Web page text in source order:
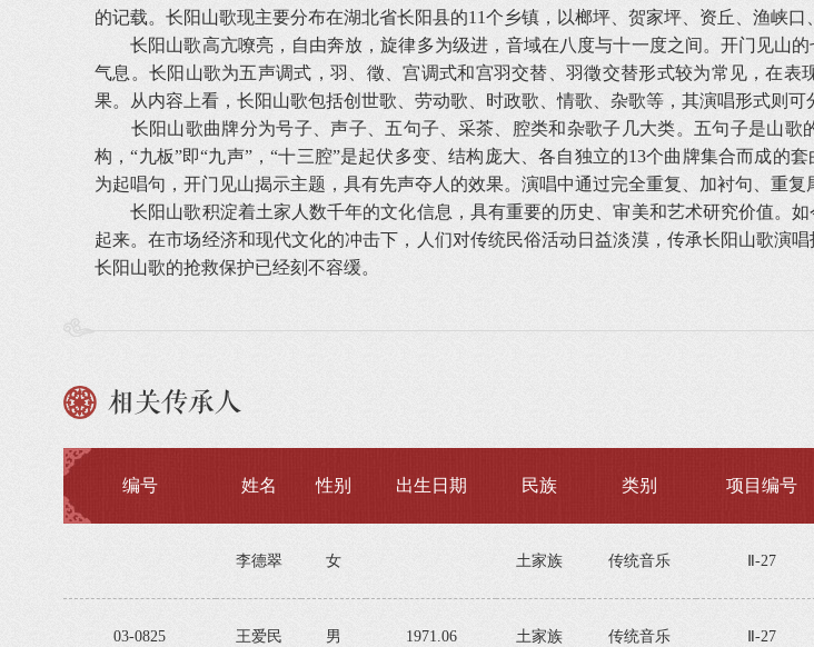
的记载。长阳山歌现主要分布在湖北省长阳县的11个乡镇，以榔坪、贺家坪、资丘、渔峡口
长阳山歌高亢嘹亮，自由奔放，旋律多为级进，音域在八度与十一度之间。开门见山
气息。长阳山歌为五声调式，羽、徵、宫调式和宫羽交替、羽徵交替形式较为常见，在
果。从内容上看，长阳山歌包括创世歌、劳动歌、时政歌、情歌、杂歌等，其演唱形式则可
长阳山歌曲牌分为号子、声子、五句子、采茶、腔类和杂歌子几大类。五句子是山歌
构，“九板”即“九声”，“十三腔”是起伏多变、结构庞大、各自独立的13个曲牌集合而成的
为起唱句，开门见山揭示主题，具有先声夺人的效果。演唱中通过完全重复、加衬句、重
长阳山歌积淀着土家人数千年的文化信息，具有重要的历史、审美和艺术研究价值。
起来。在市场经济和现代文化的冲击下，人们对传统民俗活动日益淡漠，传承长阳山歌演
长阳山歌的抢救保护已经刻不容缓。
相关传承人
编号 姓名 性别 出生日期 民族 类别 项目编号
李德翠 女 土家族 传统音乐 Ⅱ-27
03-0825 王爱民 男 1971.06 土家族 传统音乐 Ⅱ-27